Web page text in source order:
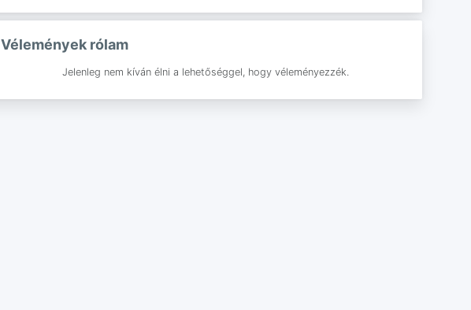
Vélemények rólam
Jelenleg nem kíván élni a lehetőséggel, hogy véleményezzék.